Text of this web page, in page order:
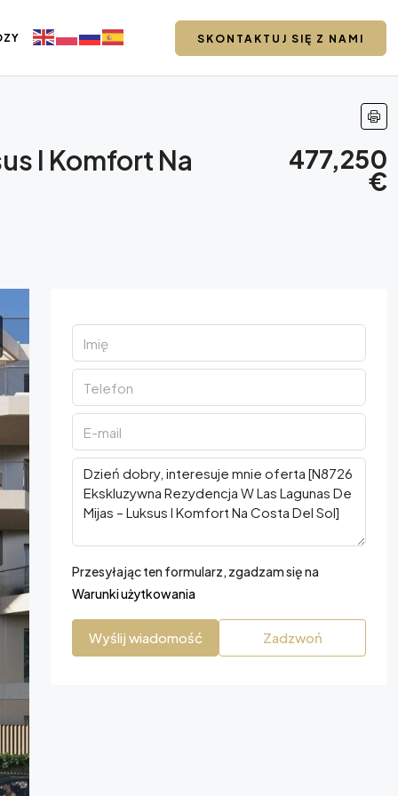
SKONTAKTUJ SIĘ Z NAMI
I Komfort Na 477,250
€
Przesyłając ten formularz, zgadzam się na
Warunki użytkowania
Wyślij wiadomość Zadzwoń